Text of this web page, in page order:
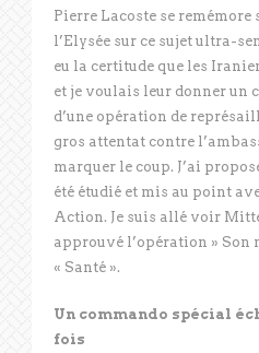
Pierre Lacoste se remémore
l’Elysée sur ce sujet ultra-
eu la certitude que les
et je voulais leur donner un
d’une opération de
gros attentat contre
marquer le coup. J’ai
été étudié et mis au point
Action. Je suis allé voir
approuvé l’opération » Son
« Santé ».
Un commando spécial
fois